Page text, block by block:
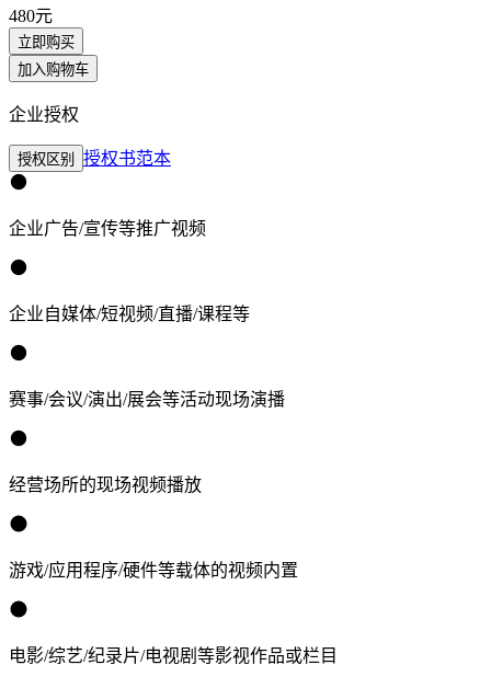
480元
立即购买
加入购物车
企业授权
授权区别 授权书范本
企业广告/宣传等推广视频
企业自媒体/短视频/直播/课程等
赛事/会议/演出/展会等活动现场演播
经营场所的现场视频播放
游戏/应用程序/硬件等载体的视频内置
电影/综艺/纪录片/电视剧等影视作品或栏目